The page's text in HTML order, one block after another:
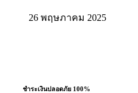
26 พฤษภาคม 2025
ชำระเงินปลอดภัย 100%